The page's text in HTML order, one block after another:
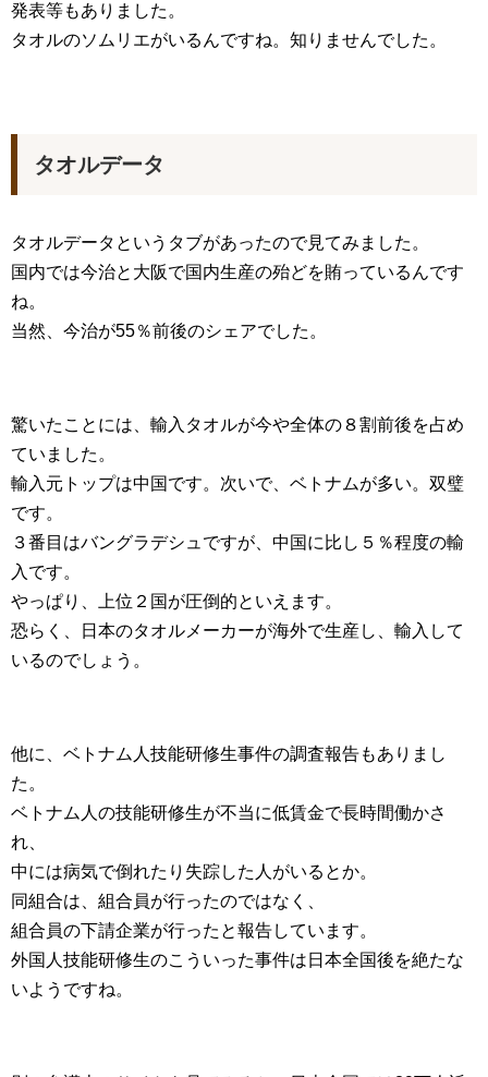
発表等もありました。
タオルのソムリエがいるんですね。知りませんでした。
タオルデータ
タオルデータというタブがあったので見てみました。
国内では今治と大阪で国内生産の殆どを賄っているんです
ね。
当然、今治が55％前後のシェアでした。
驚いたことには、輸入タオルが今や全体の８割前後を占め
ていました。
輸入元トップは中国です。次いで、ベトナムが多い。双璧
です。
３番目はバングラデシュですが、中国に比し５％程度の輸
入です。
やっぱり、上位２国が圧倒的といえます。
恐らく、日本のタオルメーカーが海外で生産し、輸入して
いるのでしょう。
他に、ベトナム人技能研修生事件の調査報告もありまし
た。
ベトナム人の技能研修生が不当に低賃金で長時間働かさ
れ、
中には病気で倒れたり失踪した人がいるとか。
同組合は、組合員が行ったのではなく、
組合員の下請企業が行ったと報告しています。
外国人技能研修生のこういった事件は日本全国後を絶たな
いようですね。